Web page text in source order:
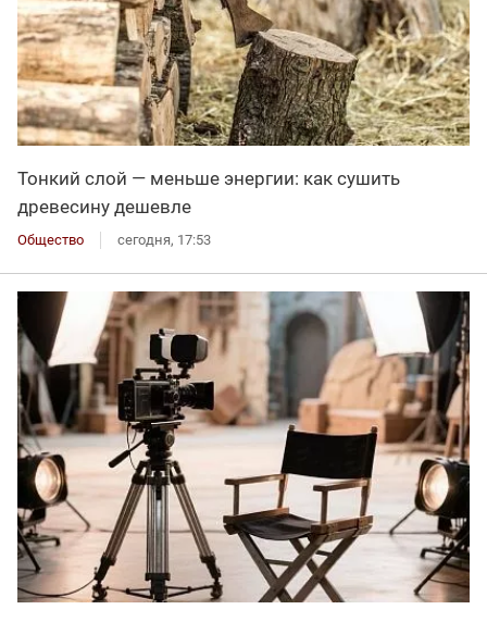
Тонкий слой — меньше энергии: как сушить
древесину дешевле
Общество сегодня, 17:53